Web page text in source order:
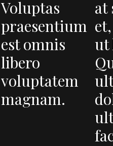
Voluptas
praesentium
est omnis
libero
voluptatem
magnam.
at
ut